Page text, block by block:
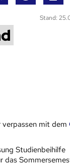
Stand:
verpassen mit dem
Studienbeihilfe
das